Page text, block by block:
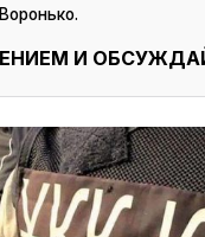
И